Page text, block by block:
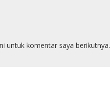
untuk komentar saya berikutnya.